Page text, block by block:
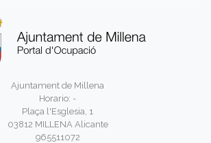
Ajuntament de Millena
Horario: -
Plaça l'Esglesia, 1
03812 MILLENA Alicante
965511072